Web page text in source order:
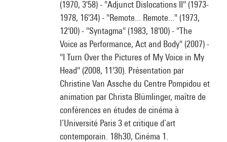
(1970, 3'58) - "Adjunct Dislocations II" (1973-
1978, 16'34) - "Remote... Remote..." (1973,
12'00) - "Syntagma" (1983, 18'00) - "The
Voice as Performance, Act and Body" (2007) -
"I Turn Over the Pictures of My Voice in My
Head" (2008, 11'30). Présentation par
Christine Van Assche du Centre Pompidou et
animation par Christa Blümlinger, maître de
conférences en études de cinéma à
l’Université Paris 3 et critique d’art
contemporain. 18h30, Cinéma 1.